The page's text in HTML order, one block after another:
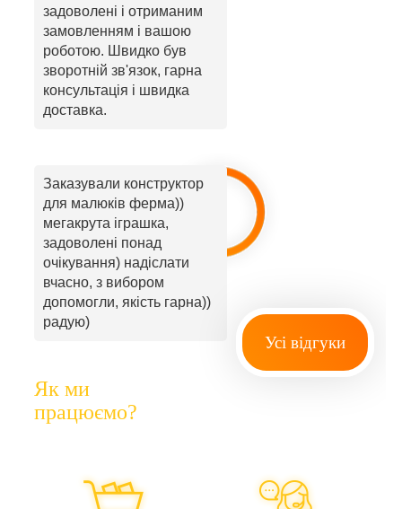
задоволені і отриманим
замовленням і вашою
роботою. Швидко був
зворотній зв'язок, гарна
консультація і швидка
доставка.
Заказували конструктор
для малюків ферма))
мегакрута іграшка,
задоволені понад
очікування) надіслати
вчасно, з вибором
допомогли, якість гарна))
радую)
Усі відгуки
Як ми
працюємо?